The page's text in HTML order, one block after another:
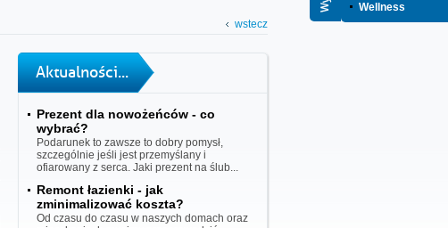
Wellness
wstecz
Aktualności...
Prezent dla nowożeńców - co
wybrać?
Podarunek to zawsze to dobry pomysł,
szczególnie jeśli jest przemyślany i
ofiarowany z serca. Jaki prezent na ślub...
Remont łazienki - jak
zminimalizować koszta?
Od czasu do czasu w naszych domach oraz